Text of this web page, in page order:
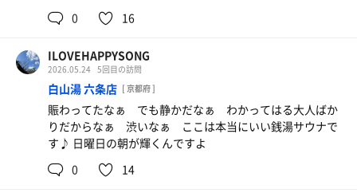
0
16
ILOVEHAPPYSONG
2026.05.24 5回目の訪問
白山湯 六条店 [ 京都府 ]
賑わってたなぁ でも静かだなぁ わかってはる大人ばか
りだからなぁ 渋いなぁ ここは本当にいい銭湯サウナで
す♪ 日曜日の朝が輝くんですよ
0
14